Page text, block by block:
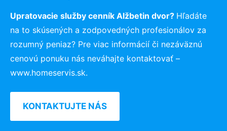
Upratovacie služby cenník Alžbetin dvor? Hľadáte
na to skúsených a zodpovedných profesionálov za
rozumný peniaz? Pre viac informácií či nezáväznú
cenovú ponuku nás neváhajte kontaktovať –
www.homeservis.sk.
KONTAKTUJTE NÁS